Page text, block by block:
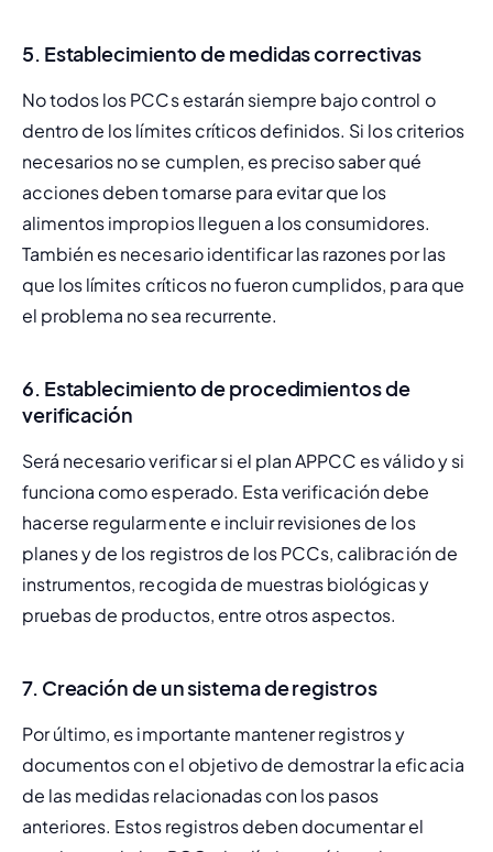
5. Establecimiento de medidas correctivas
No todos los PCCs estarán siempre bajo control o
dentro de los límites críticos definidos. Si los criterios
necesarios no se cumplen, es preciso saber qué
acciones deben tomarse para evitar que los
alimentos impropios lleguen a los consumidores.
También es necesario identificar las razones por las
que los límites críticos no fueron cumplidos, para que
el problema no sea recurrente.
6. Establecimiento de procedimientos de
verificación
Será necesario verificar si el plan APPCC es válido y si
funciona como esperado. Esta verificación debe
hacerse regularmente e incluir revisiones de los
planes y de los registros de los PCCs, calibración de
instrumentos, recogida de muestras biológicas y
pruebas de productos, entre otros aspectos.
7. Creación de un sistema de registros
Por último, es importante mantener registros y
documentos con el objetivo de demostrar la eficacia
de las medidas relacionadas con los pasos
anteriores. Estos registros deben documentar el